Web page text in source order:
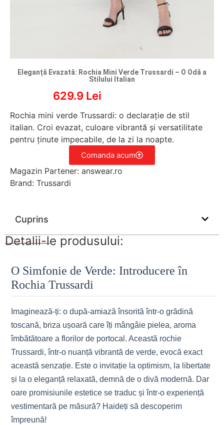
Eleganță Evazată: Rochia Mini Verde Trussardi – O Odă a
Stilului Italian
629.9 Lei
Rochia mini verde Trussardi: o declarație de stil
italian. Croi evazat, culoare vibrantă și versatilitate
pentru ținute impecabile, de la zi la noapte.
Comanda acum
Magazin Partener: answear.ro
Brand: Trussardi
Cuprins
Detalii-le produsului:
O Simfonie de Verde: Introducere în
Rochia Trussardi
Imaginează-ți: o după-amiază însorită într-o grădină
toscană, briza ușoară care îți mângâie pielea, aroma
îmbătătoare a florilor de portocal. Această rochie
Trussardi, într-o nuanță vibrantă de verde, evocă exact
această senzație. Este o invitație la optimism, la libertate
și la o eleganță relaxată, demnă de o divă modernă. Dar
oare promisiunile estetice se traduc și într-o experiență
vestimentară pe măsură? Haideți să descoperim
împreună!